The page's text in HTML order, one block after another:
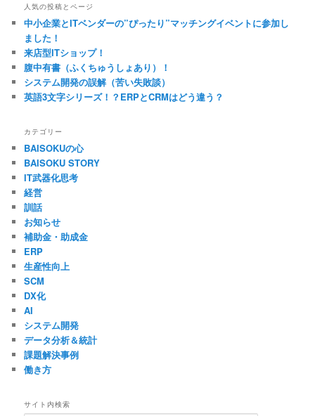
記
事
人気の投稿とページ
中小企業とITベンダーの”ぴったり”マッチングイベントに参加し
ました！
来店型ITショップ！
腹中有書（ふくちゅうしょあり）！
システム開発の誤解（苦い失敗談）
英語3文字シリーズ！？ERPとCRMはどう違う？
カテゴリー
BAISOKUの心
BAISOKU STORY
IT武器化思考
経営
訓話
お知らせ
補助金・助成金
ERP
生産性向上
SCM
DX化
AI
システム開発
データ分析＆統計
課題解決事例
働き方
サイト内検索